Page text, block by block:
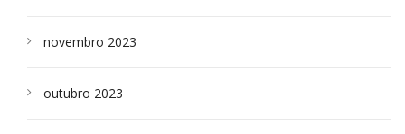
novembro 2023
outubro 2023